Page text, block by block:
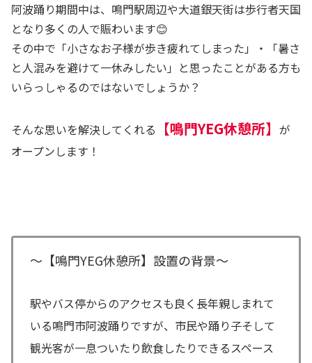
阿波踊り期間中は、鳴門駅周辺や大道銀天街は歩行者天国
となり多くの人で賑わいます😊
その中で「小さなお子様が歩き疲れてしまった」・「暑さ
と人混みを避けて一休みしたい」と思ったことがある方も
いらっしゃるのではないでしょうか？
そんな思いを解決してくれる 【鳴門YEG休憩所】 が
オープンします！
～【鳴門YEG休憩所】設置の背景～
駅やバス停からのアクセスも良く長年親しまれて
いる鳴門市阿波踊りですが、市民や踊り子そして
観光客が一息ついたり飲食したりできるスペース